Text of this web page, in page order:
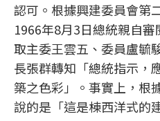
認可。根據興建委員會第
1966年8月3日總統親自
取主委王雲五、委員盧毓
長張群轉知「總統指示，
築之色彩」。事實上，根
說的是「這是棟西洋式的